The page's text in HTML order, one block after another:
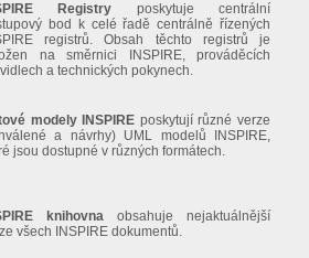
Registry poskytuje centrální
bod k celé řadě centrálně řízených
registrů. Obsah těchto registrů je
na směrnici INSPIRE, prováděcích
a technických pokynech.
modely INSPIRE poskytují různé verze
a návrhy) UML modelů INSPIRE,
jsou dostupné v různých formátech.
knihovna obsahuje nejaktuálnější
všech INSPIRE dokumentů.